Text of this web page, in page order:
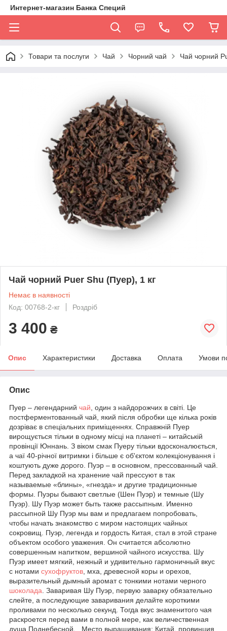
Интернет-магазин Банка Специй
Товари та послуги Чай Чорний чай Чай чорний
Чай чорний Puer Shu (Пуер), 1 кг
Немає в наявності
Код: 00768-2-кг
Роздріб
3 400 ₴
Опис Характеристики Доставка Оплата Умови
Опис
Пуер – легендарний чай , один з найдорожчих в світі. Це
постферментованный чай, який після обробки ще кілька років
дозріває в спеціальних приміщеннях. Справжній Пуер
вирощується тільки в одному місці на планеті – китайській
провінції Юннань. З віком смак Пуеру тільки вдосконалюється,
а чаї 40-річної витримки і більше є об'єктом колекціонування і
коштують дуже дорого. Пуэр – в основном, прессованный чай.
Перед закладкой на хранение чай прессуют в так
называемые «блины», «гнезда» и другие традиционные
формы. Пуэры бывают светлые (Шен Пуэр) и темные (Шу
Пуэр). Шу Пуэр может быть также рассыпным. Именно
рассыпной Шу Пуэр мы вам и предлагаем попробовать,
чтобы начать знакомство с миром настоящих чайных
сокровищ. Пуэр, легенда и гордость Китая, стал в этой стране
объектом особого уважения. Он считается абсолютно
совершенным напитком, вершиной чайного искусства. Шу
Пуэр имеет мягкий, нежный и удивительно гармоничный вкус
с нотами сухофруктов , мха, древесной коры и орехов,
выразительный дымный аромат с тонкими нотами черного
шоколада . Заваривая Шу Пуэр, первую заварку обязательно
слейте, а последующие заваривания делайте короткими
проливами по несколько секунд. Тогда вкус знаменитого чая
раскроется перед вами в полной мере, как величественная
душа Поднебесной. Место выращивания: Китай, провинция